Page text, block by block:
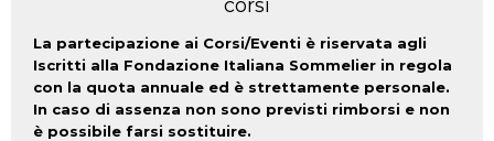
corsi
La partecipazione ai Corsi/Eventi è riservata agli
Iscritti alla Fondazione Italiana Sommelier in regola
con la quota annuale ed è strettamente personale.
In caso di assenza non sono previsti rimborsi e non
è possibile farsi sostituire.